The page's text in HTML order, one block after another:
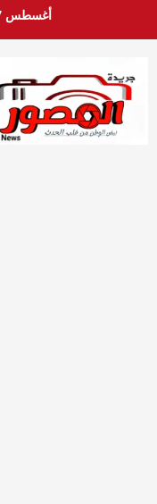
أغسطس 7, 2026